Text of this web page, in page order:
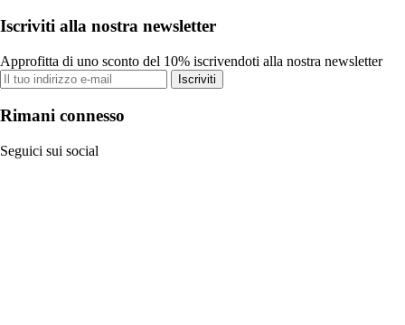
Iscriviti alla nostra newsletter
Approfitta di uno sconto del 10% iscrivendoti alla nostra newsletter
Iscriviti
Rimani connesso
Seguici sui social